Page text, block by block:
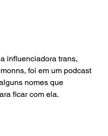
influenciadora trans,
foi em um podcast
nomes que
ficar com ela.